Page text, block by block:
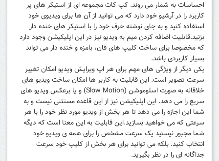
احساسات به شمار می روند. کپ کات مجموعه ای از استیکر های پر
کاربرد را در آرشیو خود دارد که می توانید از آن ها برای ویدیوی خود
استفاده کنید و به جای نوشته حرف خود را با استیکر های خنده دار
بزنید.قابلیت اضافه کردن میم به ویدیو نیز در این اپلیکیشن وجود دارد
که مخصوصا برای ساخت کلیپ های فان، بامزه و خنده دار می تواند
بسیار کاربردی باشد.
یکی دیگر از ویژگی های مهم برای هر اپ ویرایش ویدیو امکان تغییر
سرعت تصویر است. این قابلیت به کاربر ها امکان ساخت ویدیو های
خلاقانه به صورت اسلوموشن (Slow Motion) و یا برعکس ویدیو های
سریع را می دهد. این اپلیکیشن نیز از این قاعده مستثنی نیست و به
شما این اجازه را می دهد تا هر بخش از ویدیو مورد نظر خود را با هر
سرعتی که می خواهید بسازید.این قابلیت به این معنا است که دیگه
شما مجبور نیستید یک سرعت مشخص را برای همه ی ویدیو خود
انتخاب کنید. بلکه می توانید برای هر بخش از کلیپ خود سرعت
جداگانه ای را در نظر بگیرید.